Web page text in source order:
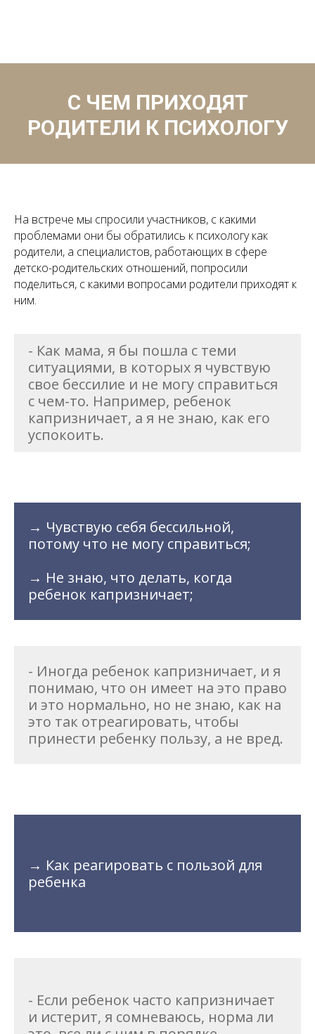
С ЧЕМ ПРИХОДЯТ
РОДИТЕЛИ К ПСИХОЛОГУ
На встрече мы спросили участников, с какими
проблемами они бы обратились к психологу как
родители, а специалистов, работающих в сфере
детско-родительских отношений, попросили
поделиться, с какими вопросами родители приходят к
ним.
- Как мама, я бы пошла с теми
ситуациями, в которых я чувствую
свое бессилие и не могу справиться
с чем-то. Например, ребенок
капризничает, а я не знаю, как его
успокоить.
→ Чувствую себя бессильной,
потому что не могу справиться;
→ Не знаю, что делать, когда
ребенок капризничает;
- Иногда ребенок капризничает, и я
понимаю, что он имеет на это право
и это нормально, но не знаю, как на
это так отреагировать, чтобы
принести ребенку пользу, а не вред.
→ Как реагировать с пользой для
ребенка
- Если ребенок часто капризничает
и истерит, я сомневаюсь, норма ли